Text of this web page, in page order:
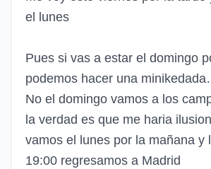
el lunes
Pues si vas a estar el domingo
podemos hacer una
No el domingo vamos a los
la verdad es que me haria
vamos el lunes por la mañana y
19:00 regresamos a Madrid